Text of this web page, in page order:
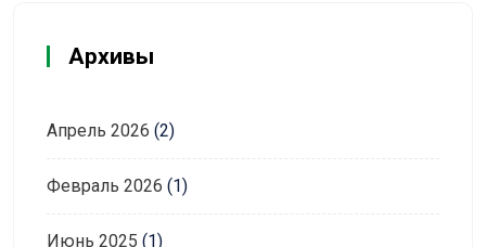
Архивы
Апрель 2026 (2)
Февраль 2026 (1)
Июнь 2025 (1)